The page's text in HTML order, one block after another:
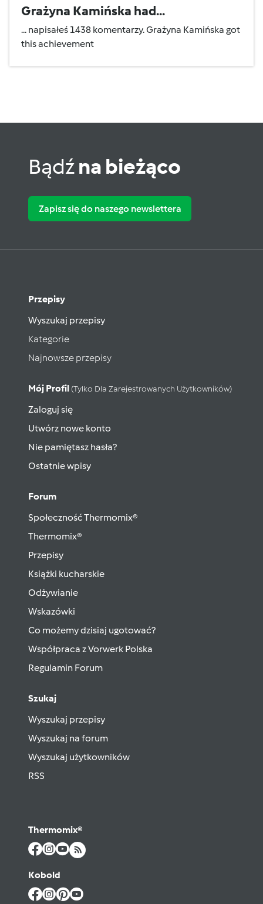
Grażyna Kamińska had...
... napisałeś 1438 komentarzy. Grażyna Kamińska got
this achievement
Bądźna bieżąco
Zapisz się do naszego newslettera
Przepisy
Wyszukaj przepisy
Kategorie
Najnowsze przepisy
Mój Profil (tylko Dla Zarejestrowanych Użytkowników)
Zaloguj się
Utwórz nowe konto
Nie pamiętasz hasła?
Ostatnie wpisy
Forum
Społeczność Thermomix®
Thermomix®
Przepisy
Książki kucharskie
Odżywianie
Wskazówki
Co możemy dzisiaj ugotować?
Współpraca z Vorwerk Polska
Regulamin Forum
Szukaj
Wyszukaj przepisy
Wyszukaj na forum
Wyszukaj użytkowników
RSS
Thermomix®
Kobold